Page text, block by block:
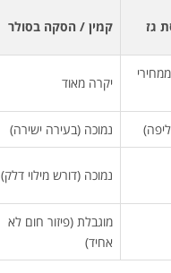
גז קמין / הסקה בסולר
יקרה מאוד
נמוכה (בעירה ישירה)
נמוכה (דורש מילוי דלק)
מוגבלת (פיזור חום לא
אחיד)